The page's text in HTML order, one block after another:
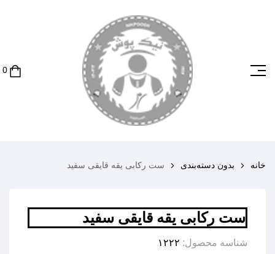
‏0
خانه بدون دسته‌بندی ست رکابی یقه قایقی سفید
ست رکابی یقه قایقی سفید
شناسه محصول: ۱۲۲۲